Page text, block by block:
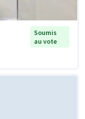
Soumis
au vote